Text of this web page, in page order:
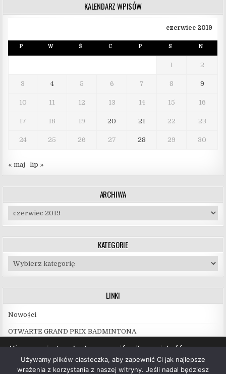
KALENDARZ WPISÓW
czerwiec 2019
P W Ś C P S N
1 2
3 4 5 6 7 8 9
10 11 12 13 14 15 16
17 18 19 20 21 22 23
24 25 26 27 28 29 30
« maj lip »
ARCHIWA
KATEGORIE
Kategorie
LINKI
Nowości
OTWARTE GRAND PRIX BADMINTONA
Używamy ciasteczek, aby zapewnić najlepszą jakość
korzystania z naszej witryny.
Więcej informacji na temat plików ciasteczka, których
Używamy plików ciasteczka, aby zapewnić Ci jak najlepsze
wrażenia z korzystania z naszej witryny. Jeśli nadal będziesz